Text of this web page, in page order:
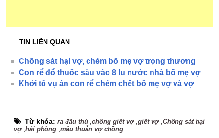
TIN LIÊN QUAN
Chồng sát hại vợ, chém bố mẹ vợ trọng thương
Con rể đổ thuốc sâu vào 8 lu nước nhà bố mẹ vợ
Khởi tố vụ án con rể chém chết bố mẹ vợ và vợ
Từ khóa:ra đầu thú ,chồng giết vợ,giết vợ,Chồng sát hại
vợ,hải phòng ,mâu thuẫn vợ chồng